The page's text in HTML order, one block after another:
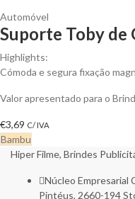
Automóvel
Suporte Toby de
Highlights:
Cómoda e segura fixação
Valor apresentado para o
€3,69 C/ IVA
Bambu
Hiper Filme, Brindes
Núcleo Empresarial
Pintéus, 2660-194